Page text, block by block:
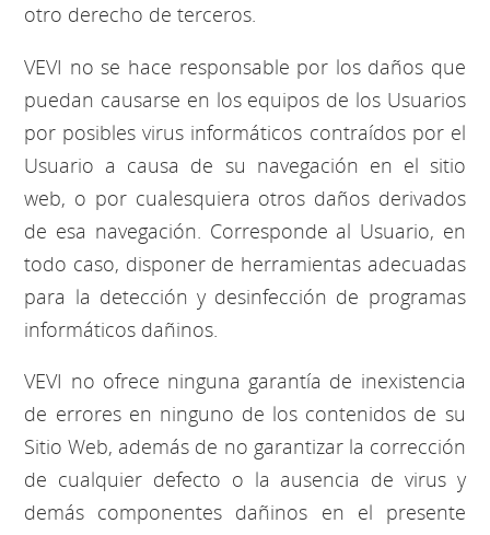
otro derecho de terceros.
VEVI no se hace responsable por los daños que
puedan causarse en los equipos de los Usuarios
por posibles virus informáticos contraídos por el
Usuario a causa de su navegación en el sitio
web, o por cualesquiera otros daños derivados
de esa navegación. Corresponde al Usuario, en
todo caso, disponer de herramientas adecuadas
para la detección y desinfección de programas
informáticos dañinos.
VEVI no ofrece ninguna garantía de inexistencia
de errores en ninguno de los contenidos de su
Sitio Web, además de no garantizar la corrección
de cualquier defecto o la ausencia de virus y
demás componentes dañinos en el presente